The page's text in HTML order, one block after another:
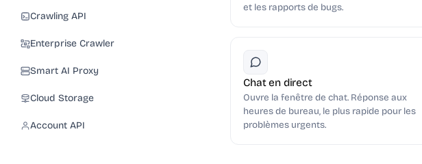
Crawling API
Enterprise Crawler
Smart AI Proxy
Cloud Storage
Account API
et les rapports de bugs.
Chat en direct
Ouvre la fenêtre de chat. Réponse aux
heures de bureau, le plus rapide pour les
problèmes urgents.